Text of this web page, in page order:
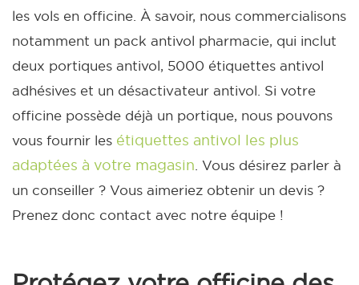
les vols en officine. À savoir, nous commercialisons
notamment un pack antivol pharmacie, qui inclut
deux portiques antivol, 5000 étiquettes antivol
adhésives et un désactivateur antivol. Si votre
officine possède déjà un portique, nous pouvons
vous fournir les étiquettes antivol les plus
adaptées à votre magasin Vous désirez parler à
un conseiller ? Vous aimeriez obtenir un devis ?
Prenez donc contact avec notre équipe !